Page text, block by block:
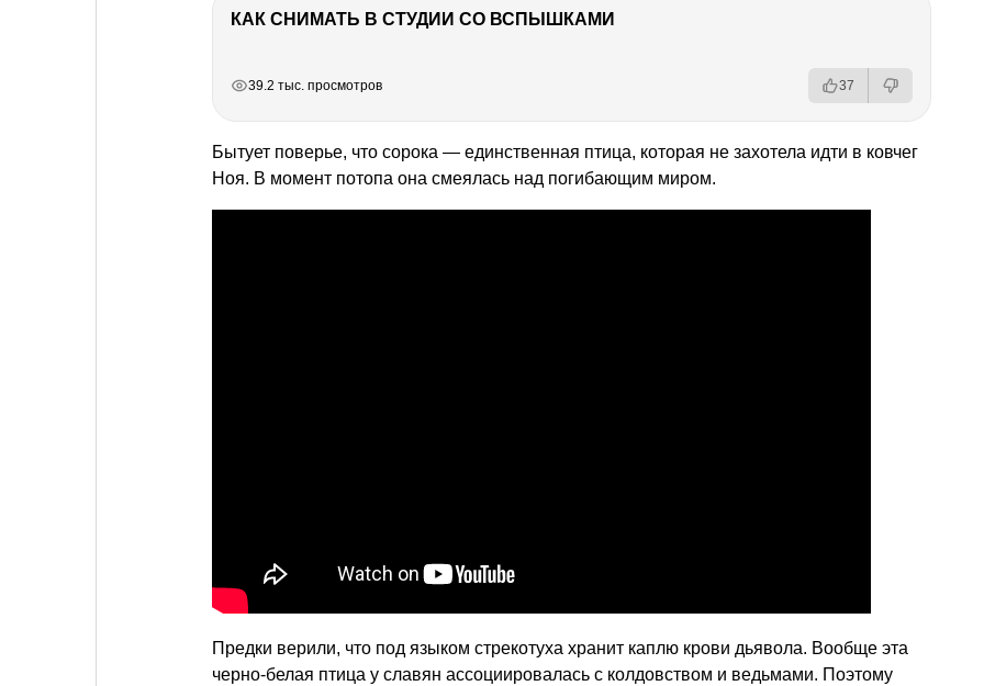
КАК СНИМАТЬ В СТУДИИ СО ВСПЫШКАМИ
39.2 тыс. просмотров 37
Бытует поверье, что сорока — единственная птица, которая не захотела идти в ковчег
Ноя. В момент потопа она смеялась над погибающим миром.
Предки верили, что под языком стрекотуха хранит каплю крови дьявола. Вообще эта
черно-белая птица у славян ассоциировалась с колдовством и ведьмами. Поэтому